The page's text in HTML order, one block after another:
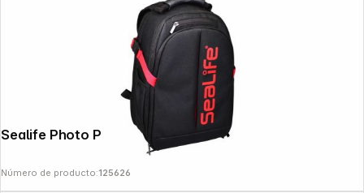
Sealife Photo Pro Backpack (SL940)
Número de producto:125626